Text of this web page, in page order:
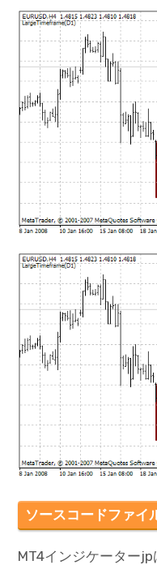
MT5インジケーター
mqファイルをexファ
ソースコードファ
MT4インジケーター